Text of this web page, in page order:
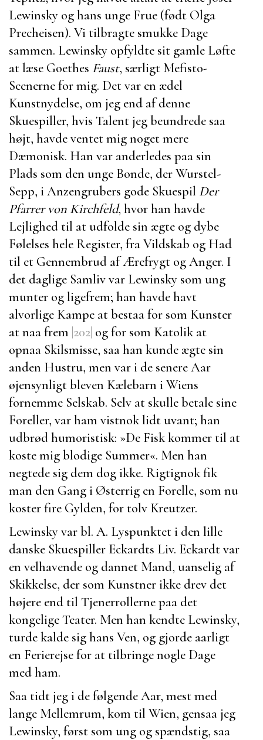
Lewinsky og hans unge Frue (født Olga
Precheisen). Vi tilbragte smukke Dage
sammen. Lewinsky opfyldte sit gamle Løfte
at læse Goethes Faust, særligt Mefisto-
Scenerne for mig. Det var en ædel
Kunstnydelse, om jeg end af denne
Skuespiller, hvis Talent jeg beundrede saa
højt, havde ventet mig noget mere
Dæmonisk. Han var anderledes paa sin
Plads som den unge Bonde, der Wurstel-
Sepp, iAnzengrubers gode Skuespil Der
Pfarrer von Kirchfeld, hvor han havde
Lejlighed til at udfolde sin ægte og dybe
Følelses hele Register, fra Vildskab og Had
til et Gennembrud af Ærefrygt og Anger. I
det daglige Samliv var Lewinsky som ung
munter og ligefrem; han havde havt
alvorlige Kampe at bestaa for som Kunster
at naa frem |202| og for som Katolik at
opnaa Skilsmisse, saa han kunde ægte sin
anden Hustru, men var i de senere Aar
øjensynligt bleven Kælebarn i Wiens
fornemme Selskab. Selv at skulle betale sine
Foreller, var ham vistnok lidt uvant; han
udbrød humoristisk: »De Fisk kommer til at
koste mig blodige Summer«. Men han
negtede sig dem dog ikke. Rigtignok fik
man den Gang i Østerrig en Forelle, som nu
koster fire Gylden, for tolv Kreutzer.
Lewinskyvar bl. A. Lyspunktet i den lille
danske Skuespiller Eckardts Liv. Eckardtvar
en velhavende og dannet Mand, uanselig af
Skikkelse, der som Kunstner ikke drev det
højere end til Tjenerrollerne paa det
kongelige Teater. Men han kendte Lewinsky,
turde kalde sig hans Ven, og gjorde aarligt
en Ferierejse for at tilbringe nogle Dage
med ham.
Saa tidt jeg i de følgende Aar, mest med
lange Mellemrum, kom til Wien, gensaa jeg
Lewinsky, først som ung og spændstig, saa